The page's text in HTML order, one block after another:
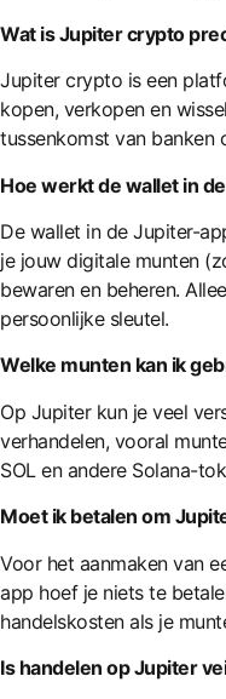
Wat is Jupiter crypto
Jupiter crypto is een
kopen, verkopen en
tussenkomst van banken
Hoe werkt de wallet in
De wallet in de Jupiter-
je jouw digitale munten
bewaren en beheren.
persoonlijke sleutel.
Welke munten kan ik
Op Jupiter kun je veel
verhandelen, vooral
SOL en andere Solana-
Moet ik betalen om
Voor het aanmaken van
app hoef je niets te
handelskosten als je
Is handelen op Jupiter